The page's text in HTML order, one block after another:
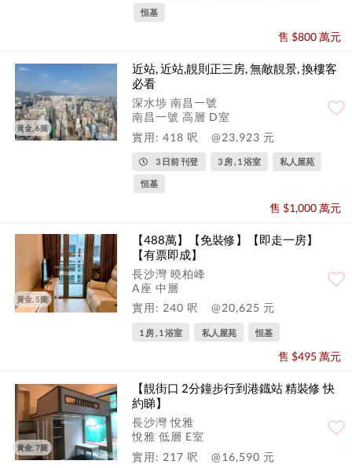
恒基
售 $800 萬元
黃金, 6圖
近站, 近站,靚則正三房, 無敵靚景, 換樓客
必看
深水埗 南昌一號
南昌一號 高層 D室
實用: 418 呎
@23,923 元
3 日前 刊登 3 房 , 1 浴室 私人屋苑
恒基
售 $1,000 萬元
黃金, 5圖
【488萬】【免裝修】【即走一房】
【有票即成】
長沙灣 曉柏峰
A座 中層
實用: 240 呎
@20,625 元
1 房 , 1 浴室 私人屋苑 恒基
售 $495 萬元
黃金, 7圖
【靚街口 2分鐘步行到港鐡站 精裝修 快
約睇】
長沙灣 悅雅
悅雅 低層 E室
實用: 217 呎
@16,590 元